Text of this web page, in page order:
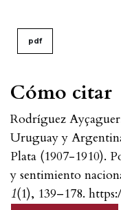
Cómo citar
Rodríguez
Uruguay y
Plata (1907-1910).
y sentimiento
1(1), 139–178.
pdf